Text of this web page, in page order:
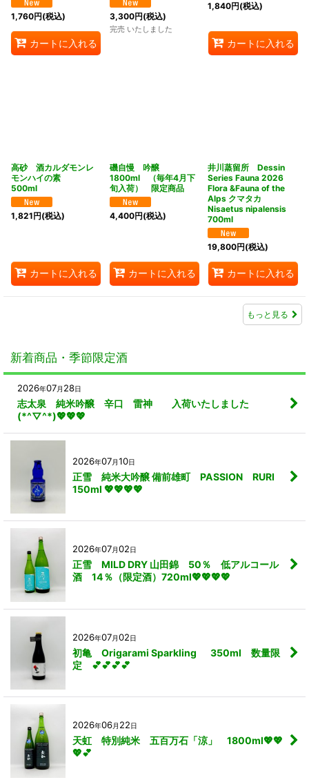
1,760円(税込)
カートに入れる
3,300円(税込)
完売 いたしました
1,840円(税込)
カートに入れる
高砂 酒カルダモンレ
モンハイの素
500ml
1,821円(税込)
カートに入れる
磯自慢 吟醸
1800ml （毎年4月下
旬入荷） 限定商品
4,400円(税込)
カートに入れる
井川蒸留所 Dessin
Series Fauna 2026
Flora &Fauna of the
Alps クマタカ
Nisaetus nipalensis
700ml
19,800円(税込)
カートに入れる
もっと見る
新着商品・季節限定酒
2026年07月 28日
志太泉 純米吟醸 辛口 雷神 入荷いたしました
(*^▽^*)💖💖💖
2026年07月10日
正雪 純米大吟醸 備前雄町 PASSION RURI
150ml 💖💖💖💖
2026年07月02日
正雪 MILD DRY 山田錦 50％ 低アルコール
酒 14％（限定酒）720ml💖💖💖💖
2026年07月02日
初亀 Origarami Sparkling 350ml 数量限
定 💕💕💕💕
2026年06月 22日
天虹 特別純米 五百万石「涼」 1800ml💖💖
💖💕